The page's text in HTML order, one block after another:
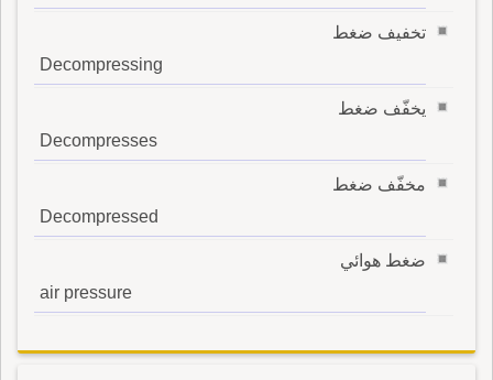
تخفيف ضغط
Decompressing
يخفّف ضغط
Decompresses
مخفّف ضغط
Decompressed
ضغط هوائي
air pressure